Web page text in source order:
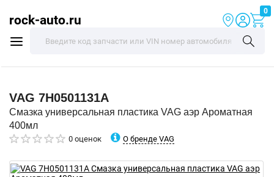
rock-auto.ru
0
VAG 7H0501131A
Смазка универсальная пластика VAG аэр Ароматная
400мл
0 оценок О бренде VAG